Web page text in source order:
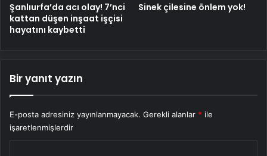
Şanlıurfa’da acı olay! 7’nci
kattan düşen inşaat işçisi
hayatını kaybetti
Sinek çilesine önlem yok!
Bir yanıt yazın
E-posta adresiniz yayınlanmayacak. Gerekli alanlar * ile
işaretlenmişlerdir